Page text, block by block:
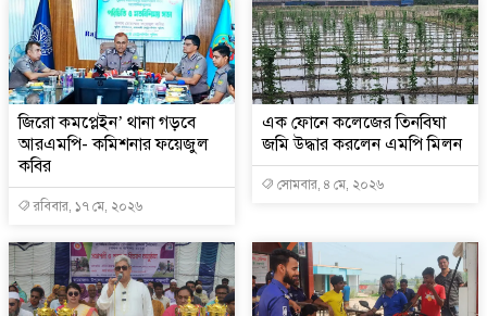
জিরো কমপ্লেইন’ থানা গড়বে
আরএমপি- কমিশনার ফয়েজুল
কবির
রবিবার, ১৭ মে, ২০২৬
এক ফোনে কলেজের তিনবিঘা
জমি উদ্ধার করলেন এমপি মিলন
সোমবার, ৪ মে, ২০২৬